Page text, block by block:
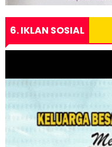
6. IKLAN SOSIAL